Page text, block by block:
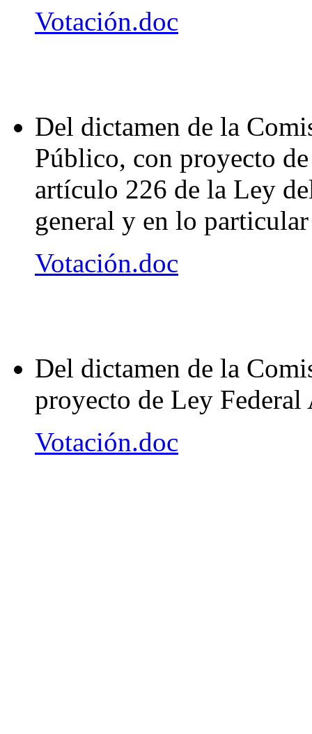
Votación.doc
Del dictamen de la
Público, con proyecto
artículo 226 de la Ley
general y en lo
Votación.doc
Del dictamen de la
proyecto de Ley
Votación.doc